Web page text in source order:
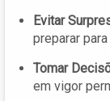
Evitar
preparar
Tomar
em vigor